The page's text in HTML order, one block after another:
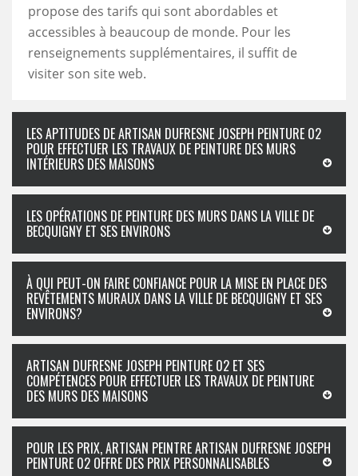
propose des tarifs qui sont abordables et
accessibles à beaucoup de monde. Pour les
renseignements supplémentaires, il suffit de
visiter son site web.
LES APTITUDES DE ARTISAN DUFRESNE JOSEPH PEINTURE 02
POUR EFFECTUER LES TRAVAUX DE PEINTURE DES MURS
INTÉRIEURS DES MAISONS
LES OPÉRATIONS DE PEINTURE DES MURS DANS LA VILLE DE
BECQUIGNY ET SES ENVIRONS
À QUI PEUT-ON FAIRE CONFIANCE POUR LA MISE EN PLACE DES
REVÊTEMENTS MURAUX DANS LA VILLE DE BECQUIGNY ET SES
ENVIRONS?
ARTISAN DUFRESNE JOSEPH PEINTURE 02 ET SES
COMPÉTENCES POUR EFFECTUER LES TRAVAUX DE PEINTURE
DES MURS DES MAISONS
POUR LES PRIX, ARTISAN PEINTRE ARTISAN DUFRESNE JOSEPH
PEINTURE 02 OFFRE DES PRIX PERSONNALISABLES